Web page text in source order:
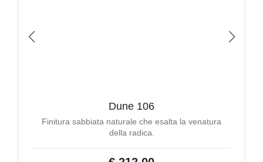
Dune 106
Finitura sabbiata naturale che esalta la venatura
della radica.